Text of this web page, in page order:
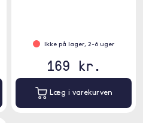
Ikke på lager, 2-6 uger
169 kr.
Læg i varekurven